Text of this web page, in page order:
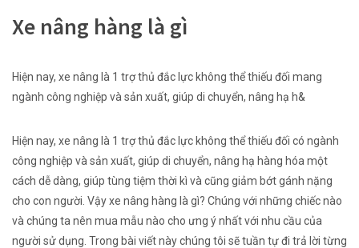
Xe nâng hàng là gì
Hiện nay, xe nâng là 1 trợ thủ đắc lực không thể thiếu đối mang
ngành công nghiệp và sản xuất, giúp di chuyển, nâng hạ h&
Hiện nay, xe nâng là 1 trợ thủ đắc lực không thể thiếu đối có ngành
công nghiệp và sản xuất, giúp di chuyển, nâng hạ hàng hóa một
cách dễ dàng, giúp tùng tiệm thời kì và cũng giảm bớt gánh nặng
cho con người. Vậy xe nâng hàng là gì? Chúng với những chiếcnào
và chúng ta nên mua mẫu nào cho ưng ýnhấtvới nhu cầu của
người sử dụng. Trong bài viết này chúng tôi sẽtuần tựđi trả lời từng